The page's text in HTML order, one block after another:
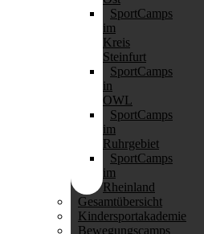
SportCamps
im
Kreis
Steinfurt
SportCamps
in
OWL
SportCamps
im
Ruhrgebiet
SportCamps
im
Rheinland
Gesamtübersicht
Kindersportakademie
Bewegungscamps